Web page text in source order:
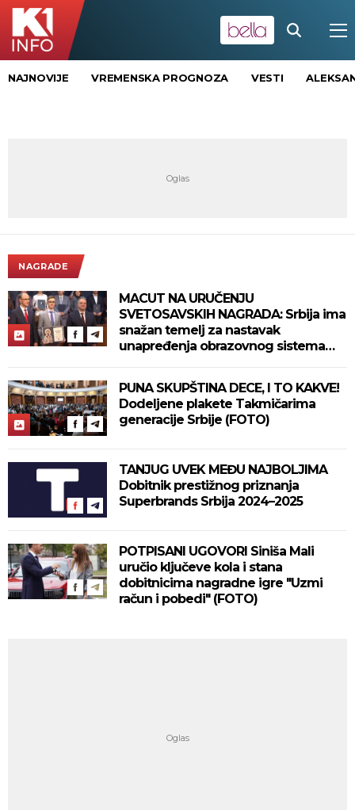
NAJNOVIJE VREMENSKA PROGNOZA VESTI
NAGRADE
MACUT NA URUČENJU
SVETOSAVSKIH NAGRADA: Srbija ima
snažan temelj za nastavak
unapređenja obrazovnog sistema
PUNA SKUPŠTINA DECE, I TO KAKVE!
Dodeljene plakete Takmičarima
generacije Srbije (FOTO)
TANJUG UVEK MEĐU NAJBOLJIMA
Dobitnik prestižnog priznanja
Superbrands Srbija 2024–2025
POTPISANI UGOVORI Siniša Mali
uručio ključeve kola i stana
dobitnicima nagradne igre "Uzmi
račun i pobedi" (FOTO)